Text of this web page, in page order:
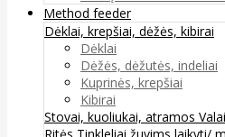
Method feeder
Dėklai, krepšiai, dėžės, kibirai
Dėklai
Dėžės, dėžutės, indeliai
Kuprinės, krepšiai
Kibirai
Stovai, kuoliukai, atramos Valai
Ritės Tinkleliai žuvims laikyti/